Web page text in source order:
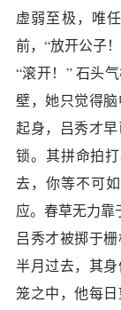
虚弱至极，唯
前，“放开公子
“滚开！” 石头
壁，她只觉得
起身，吕秀才
锁。其拼命拍
去，你等不可
应。春草无力靠
吕秀才被掷于
半月过去，其
笼之中，他每日